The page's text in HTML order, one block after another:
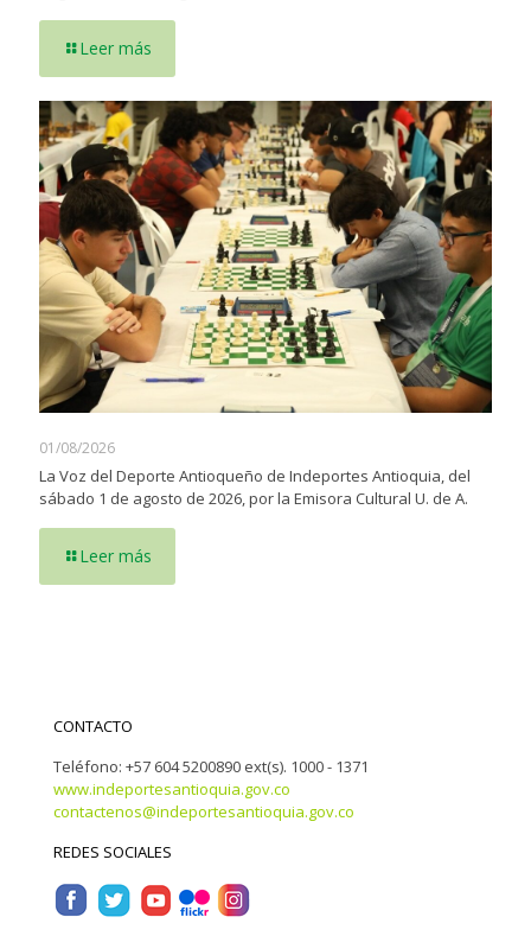
Leer más
01/08/2026
La Voz del Deporte Antioqueño de Indeportes Antioquia, del
sábado 1 de agosto de 2026, por la Emisora Cultural U. de A.
Leer más
CONTACTO
Teléfono: +57 604 5200890 ext(s). 1000 - 1371
www.indeportesantioquia.gov.co
contactenos@indeportesantioquia.gov.co
REDES SOCIALES